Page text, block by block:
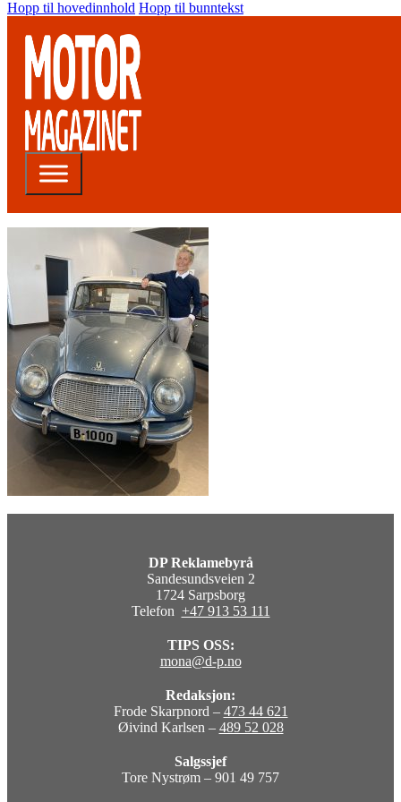
Hopp til hovedinnhold Hopp til bunntekst
DP Reklamebyrå
Sandesundsveien 2
1724 Sarpsborg
Telefon +47 913 53 111
TIPS OSS:
mona@d-p.no
Redaksjon:
Frode Skarpnord – 473 44 621
Øivind Karlsen – 489 52 028
Salgssjef
Tore Nystrøm – 901 49 757